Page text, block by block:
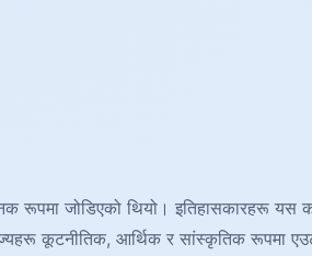
रूपमा जोडिएको थियो।
कूटनीतिक, आर्थिक र सांस्कृतिक रूपमा